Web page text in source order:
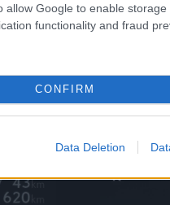
allow Google to enable
functionality and fraud
CONFIRM
Data Deletion